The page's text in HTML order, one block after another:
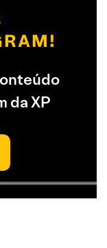
da XP